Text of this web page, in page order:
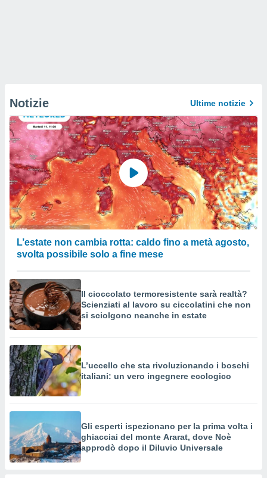
Notizie Ultime notizie
L’estate non cambia rotta: caldo fino a metà agosto,
svolta possibile solo a fine mese
Il cioccolato termoresistente sarà realtà?
Scienziati al lavoro su ciccolatini che non
si sciolgono neanche in estate
L’uccello che sta rivoluzionando i boschi
italiani: un vero ingegnere ecologico
Gli esperti ispezionano per la prima volta i
ghiacciai del monte Ararat, dove Noè
approdò dopo il Diluvio Universale